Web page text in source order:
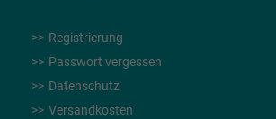
Registrierung
Passwort vergessen
Datenschutz
Versandkosten